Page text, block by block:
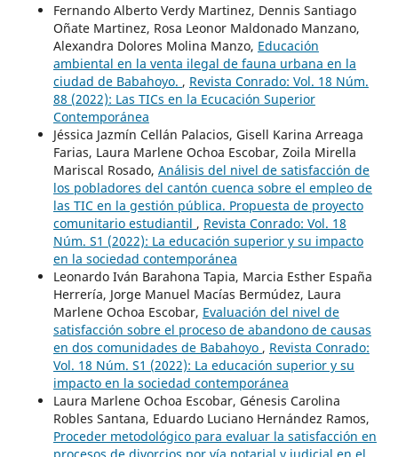
Fernando Alberto Verdy Martinez, Dennis Santiago
Oñate Martinez, Rosa Leonor Maldonado Manzano,
Alexandra Dolores Molina Manzo, Educación
ambiental en la venta ilegal de fauna urbana en la
ciudad de Babahoyo. , Revista Conrado: Vol. 18 Núm.
88 (2022): Las TICs en la Ecucación Superior
Contemporánea
Jéssica Jazmín Cellán Palacios, Gisell Karina Arreaga
Farias, Laura Marlene Ochoa Escobar, Zoila Mirella
Mariscal Rosado, Análisis del nivel de satisfacción de
los pobladores del cantón cuenca sobre el empleo de
las TIC en la gestión pública. Propuesta de proyecto
comunitario estudiantil , Revista Conrado: Vol. 18
Núm. S1 (2022): La educación superior y su impacto
en la sociedad contemporánea
Leonardo Iván Barahona Tapia, Marcia Esther España
Herrería, Jorge Manuel Macías Bermúdez, Laura
Marlene Ochoa Escobar, Evaluación del nivel de
satisfacción sobre el proceso de abandono de causas
en dos comunidades de Babahoyo , Revista Conrado:
Vol. 18 Núm. S1 (2022): La educación superior y su
impacto en la sociedad contemporánea
Laura Marlene Ochoa Escobar, Génesis Carolina
Robles Santana, Eduardo Luciano Hernández Ramos,
Proceder metodológico para evaluar la satisfacción en
procesos de divorcios por vía notarial y judicial en el